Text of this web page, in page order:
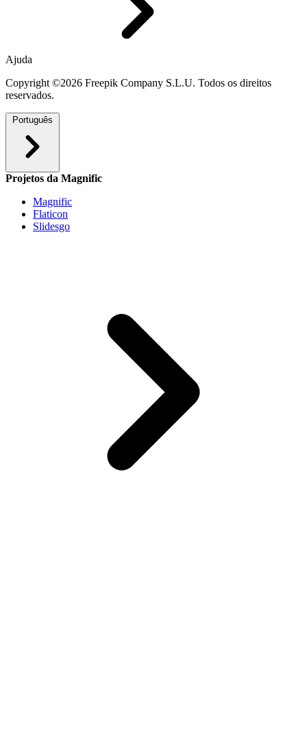
Ajuda
Copyright ©2026 Freepik Company S.L.U. Todos os direitos
reservados.
Português
Projetos da Magnific
Magnific
Flaticon
Slidesgo